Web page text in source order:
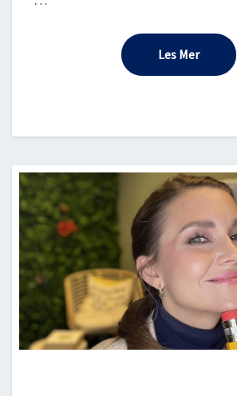
Les MerLes Mer